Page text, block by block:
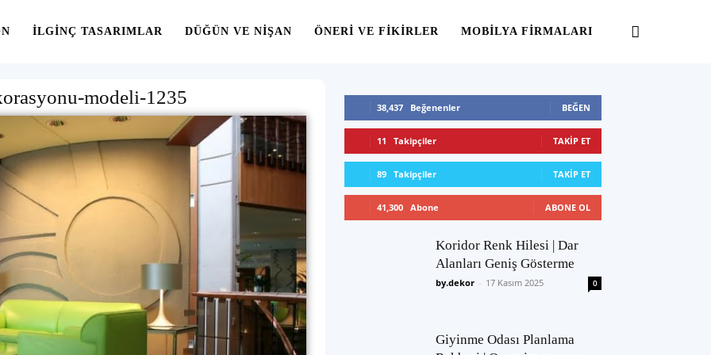
İLGINÇ TASARIMLAR DÜĞÜN VE NIŞAN ÖNERI VE FIKIRLER MOBILYA FIRMALARI
modeli-1235 38,437 Beğenenler BEĞEN
11 Takipçiler TAKIP ET
89 Takipçiler TAKIP ET
41,300 Abone ABONE OL
Koridor Renk Hilesi | Dar
Alanları Geniş Gösterme
by.dekor - 17 Kasım 2025 0
Giyinme Odası Planlama